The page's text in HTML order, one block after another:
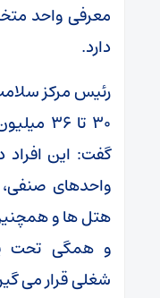
معرفی واحد
دارد.
رئیس مرکز
۳۰ تا
گفت: این
واحدهای
هتل ها و
و همگی تحت
شغلی قرار می